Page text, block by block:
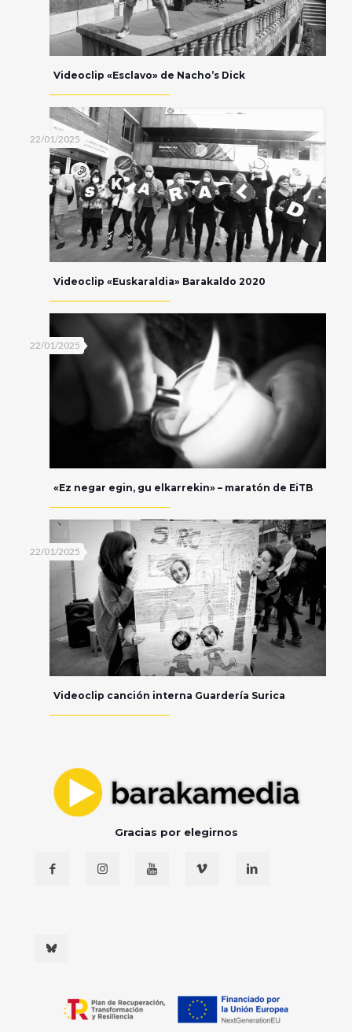
Videoclip «Esclavo» de Nacho’s Dick
22/01/2025
Videoclip «Euskaraldia» Barakaldo 2020
22/01/2025
«Ez negar egin, gu elkarrekin» – maratón de EiTB
22/01/2025
Videoclip canción interna Guardería Surica
Gracias por elegirnos